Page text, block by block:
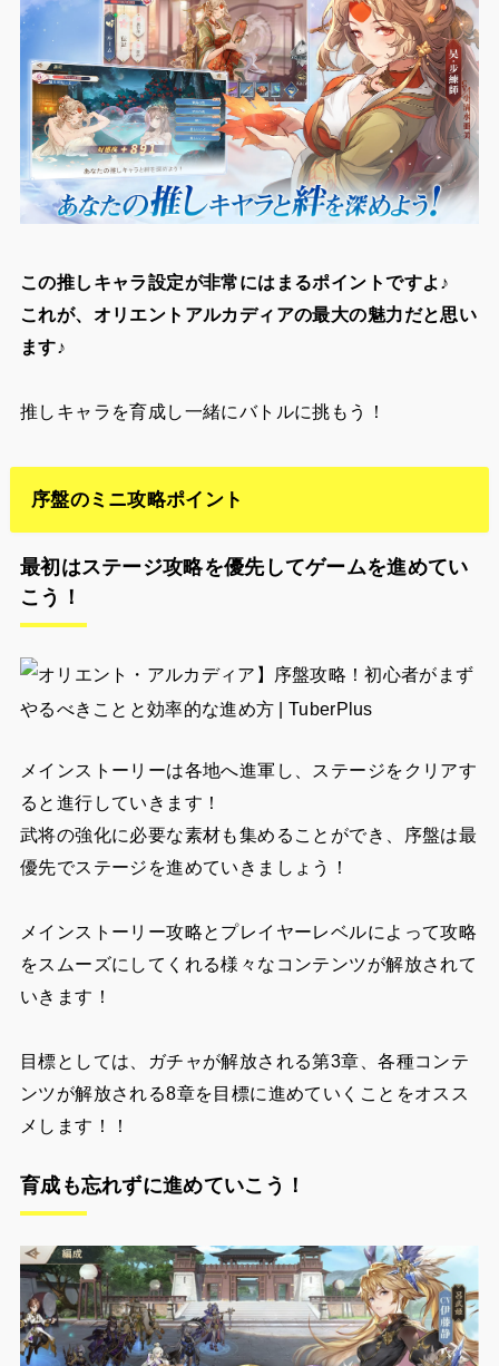
この推しキャラ設定が非常にはまるポイントですよ♪
これが、オリエントアルカディアの最大の魅力だと思い
ます♪
推しキャラを育成し一緒にバトルに挑もう！
序盤のミニ攻略ポイント
最初はステージ攻略を優先してゲームを進めてい
こう！
メインストーリーは各地へ進軍し、ステージをクリアす
ると進行していきます！
武将の強化に必要な素材も集めることができ、序盤は最
優先でステージを進めていきましょう！
メインストーリー攻略とプレイヤーレベルによって攻略
をスムーズにしてくれる様々なコンテンツが解放されて
いきます！
目標としては、ガチャが解放される第3章、各種コンテ
ンツが解放される8章を目標に進めていくことをオスス
メします！！
育成も忘れずに進めていこう！